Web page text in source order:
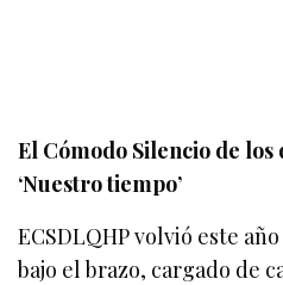
El Cómodo Silencio de los
‘Nuestro tiempo’
ECSDLQHP volvió este
bajo el brazo, cargado de